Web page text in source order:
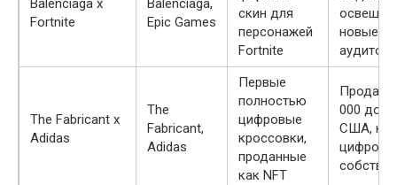
Balenciaga x
Fortnite
Balenciaga,
Epic Games
скин для
персонажей
Fortnite
новые
The Fabricant x
Adidas
The
Fabricant,
Adidas
Первые
полностью
цифровые
кроссовки,
проданные
как NFT
Продано
000
США,